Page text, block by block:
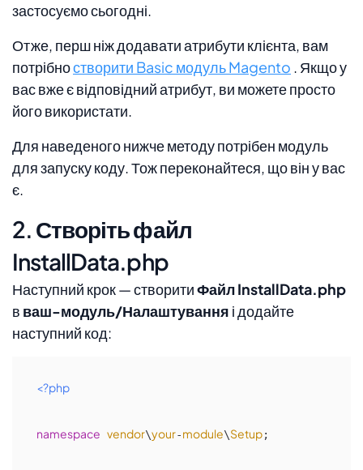
застосуємо сьогодні.
Отже, перш ніж додавати атрибути клієнта, вам
потрібностворити Basic модуль Magento . Якщо у
вас вже є відповідний атрибут, ви можете просто
його використати.
Для наведеного нижче методу потрібен модуль
для запуску коду. Тож переконайтеся, що він у вас
є.
2. Створіть файл
InstallData.php
Наступний крок — створитиФайл InstallData.php
в ваш-модуль/Налаштування і додайте
наступний код:
<?php
namespace vendor\your-module\Setup;